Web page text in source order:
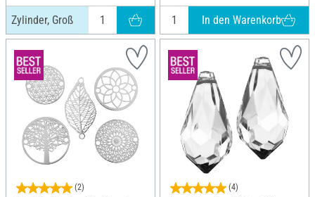
Zylinder, Groß In den Warenkorb
(2) (4)